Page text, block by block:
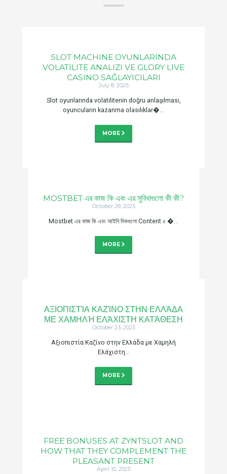
SLOT MACHINE OYUNLARINDA
VOLATILITE ANALIZI VE GLORY LIVE
CASINO SAĞLAYICILARI
July 8, 2025
Slot oyunlarında volatilitenin doğru anlaşılması,
oyuncuların kazanma olasılıklar�...
MORE
MOSTBET এর কাজ কি এবং এর সুবিধাগুলো কী কী?
October 28, 2025
Mostbet এর কাজ কি এবং আইনি দিকগুলো Content ৫ �...
MORE
ΑΞΙΟΠΙΣΤΊΑ ΚΑΖΊΝΟ ΣΤΗΝ ΕΛΛΆΔΑ
ΜΕ ΧΑΜΗΛΉ ΕΛΆΧΙΣΤΗ ΚΑΤΆΘΕΣΗ
October 23, 2025
Αξιοπιστία Καζίνο στην Ελλάδα με Χαμηλή
Ελάχιστη...
MORE
FREE BONUSES AT ZYNTSLOT AND
HOW THAT THEY COMPLEMENT THE
PLEASANT PRESENT
April 10, 2025